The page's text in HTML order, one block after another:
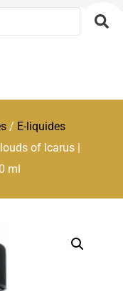
/ E-liquides
of Icarus |
ml